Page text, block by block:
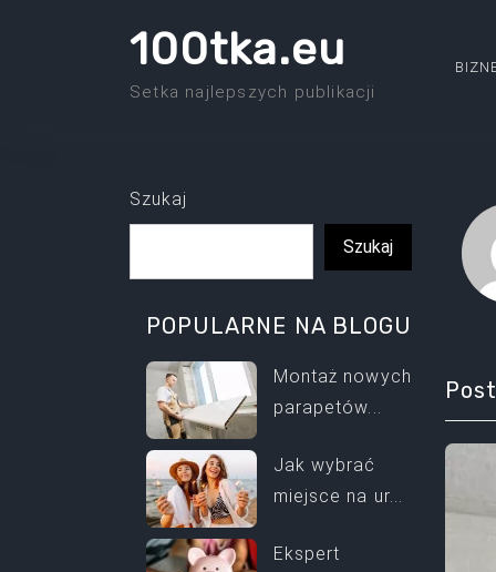
100tka.eu
Setka najlepszych publikacji
Szukaj
Szukaj
POPULARNE NA BLOGU
Montaż nowych
parapetów...
Jak wybrać
miejsce na ur...
Ekspert